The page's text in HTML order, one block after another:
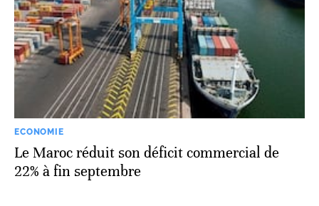
ECONOMIE
Le Maroc réduit son déficit commercial de
22% à fin septembre